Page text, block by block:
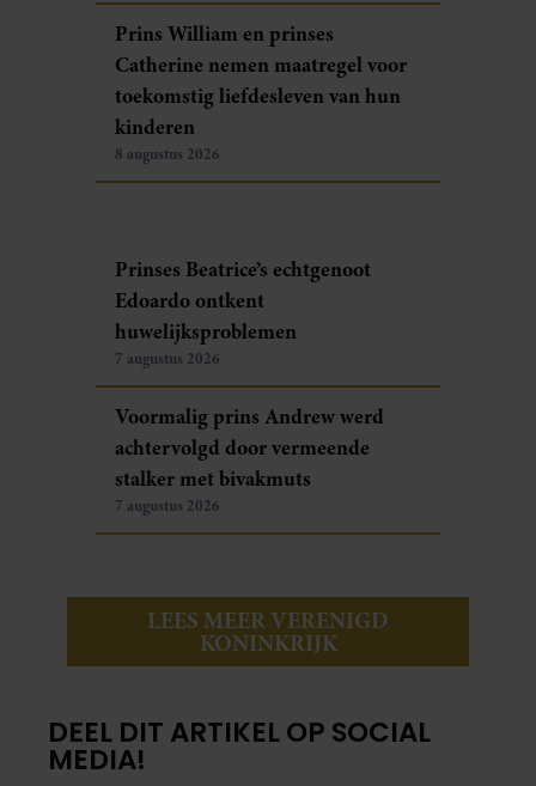
Prins William en prinses
Catherine nemen maatregel voor
toekomstig liefdesleven van hun
kinderen
8 augustus 2026
Prinses Beatrice’s echtgenoot
Edoardo ontkent
huwelijksproblemen
7 augustus 2026
Voormalig prins Andrew werd
achtervolgd door vermeende
stalker met bivakmuts
7 augustus 2026
LEES MEER VERENIGD
KONINKRIJK
DEEL DIT ARTIKEL OP SOCIAL
MEDIA!